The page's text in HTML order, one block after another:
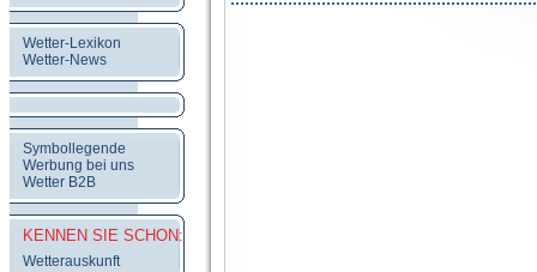
Wetter-Lexikon
Wetter-News
Symbollegende
Werbung bei uns
Wetter B2B
KENNEN SIE SCHON:
Wetterauskunft